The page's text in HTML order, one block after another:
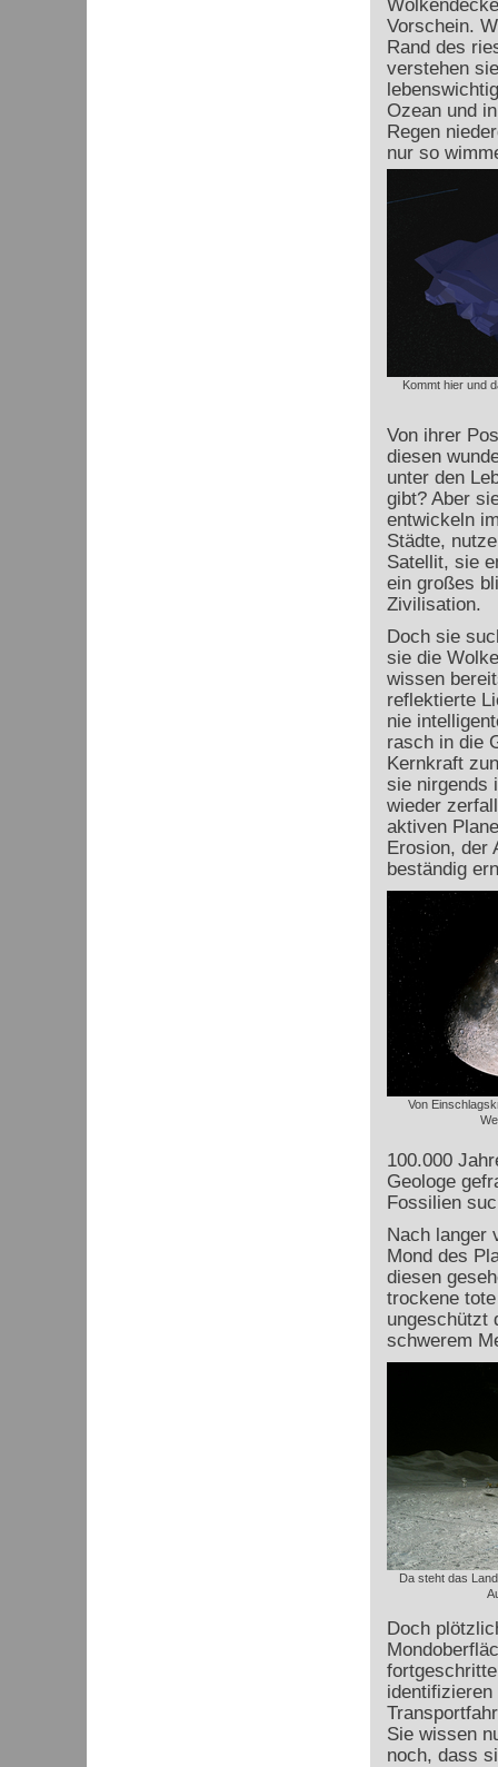
Vorschein.
Rand des
verstehen
Ozean und
Regen
nur so
Kommt hier und
Von ihrer
diesen
unter den
gibt? Aber
entwickeln
Städte,
Satellit, sie
ein großes
Zivilisation.
Doch sie
sie die
wissen
reflektierte
nie
rasch in die
Kernkraft
sie nirgends
wieder
aktiven
Erosion, der
beständig
Von
100.000
Geologe
Fossilien
Nach langer
Mond des
diesen
trockene
ungeschützt
schwerem
Da steht das
Doch
Sie wissen
noch, dass